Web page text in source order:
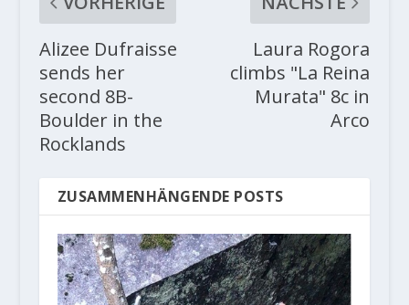
Alizee Dufraisse
sends her
second 8B-
Boulder in the
Rocklands
Laura Rogora
climbs "La Reina
Murata" 8c in
Arco
ZUSAMMENHÄNGENDE POSTS